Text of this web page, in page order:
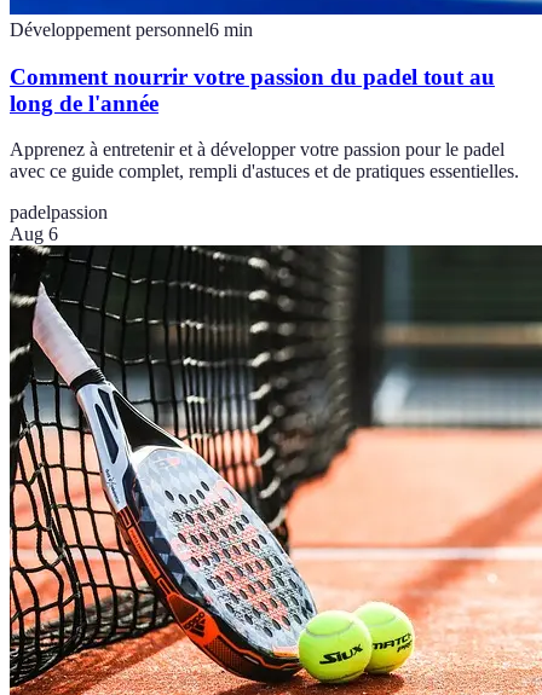
Développement personnel6 min
Comment nourrir votre passion du padel tout au
long de l'année
Apprenez à entretenir et à développer votre passion pour le padel
avec ce guide complet, rempli d'astuces et de pratiques essentielles.
padelpassion
Aug 6